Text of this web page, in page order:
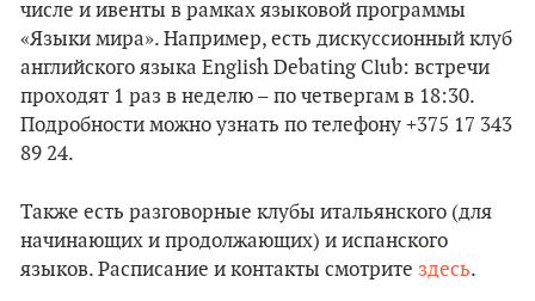
числе и ивенты в рамках языковой программы
«Языки мира». Например, есть дискуссионный клуб
английского языка English Debating Club: встречи
проходят 1 раз в неделю – по четвергам в 18:30.
Подробности можно узнать по телефону +375 17 343
89 24.
Также есть разговорные клубы итальянского (для
начинающих и продолжающих) и испанского
языков. Расписание и контакты смотрите здесь.